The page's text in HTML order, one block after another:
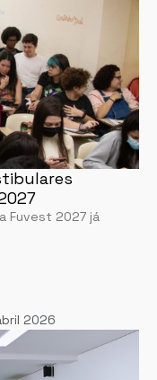
Fuvest 2027 já
2026